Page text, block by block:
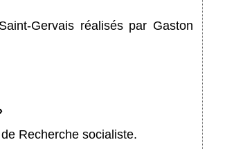
Gervais réalisés par Gaston
Recherche socialiste.